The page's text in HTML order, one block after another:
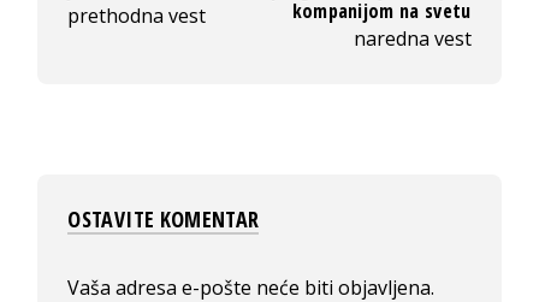
prethodna vest
kompanijom na svetu
naredna vest
OSTAVITE KOMENTAR
Vaša adresa e-pošte neće biti objavljena.